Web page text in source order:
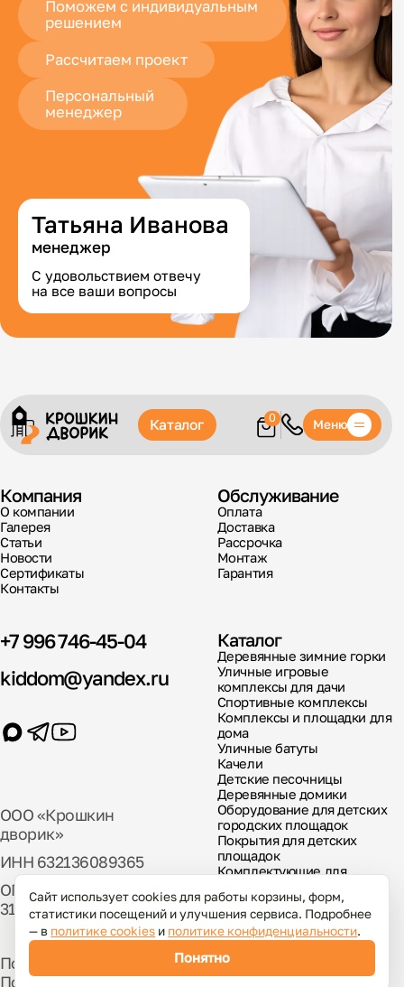
Поможем с индивидуальным
решением
Рассчитаем проект
Персональный
менеджер
Татьяна Иванова
менеджер
С удовольствием отвечу
на все ваши вопросы
Каталог 0 Меню
+7 996 746-45-04
kiddom@yandex.ru
ООО «Крошкин
дворик»
ИНН 632136089365
ОГРН
317631300029000
Компания
О компании
Галерея
Статьи
Новости
Сертификаты
Контакты
Обслуживание
Оплата
Доставка
Рассрочка
Монтаж
Гарантия
Каталог
Деревянные зимние горки
Уличные игровые
комплексы для дачи
Спортивные комплексы
Комплексы и площадки для
дома
Уличные батуты
Качели
Детские песочницы
Деревянные домики
Оборудование для детских
городских площадок
Покрытия для детских
площадок
Комплектующие для
Политика использования файлов cookies
Политика конфиденциальности
Сайт использует cookies для работы корзины, форм,
статистики посещений и улучшения сервиса. Подробнее
— в политике cookies и политике конфиденциальности.
Понятно